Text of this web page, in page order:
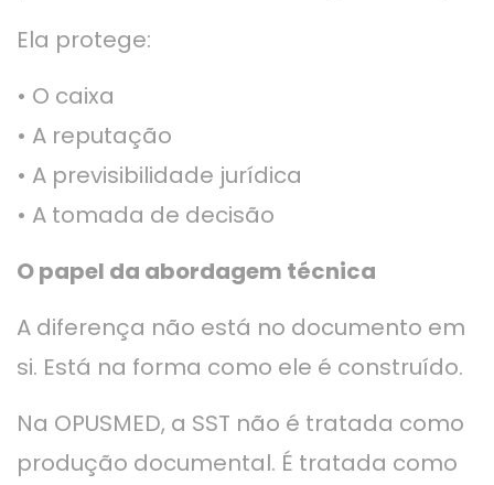
Ela protege:
• O caixa
• A reputação
• A previsibilidade jurídica
• A tomada de decisão
O papel da abordagem técnica
A diferença não está no documento em
si. Está na forma como ele é construído.
Na OPUSMED, a SST não é tratada como
produção documental. É tratada como